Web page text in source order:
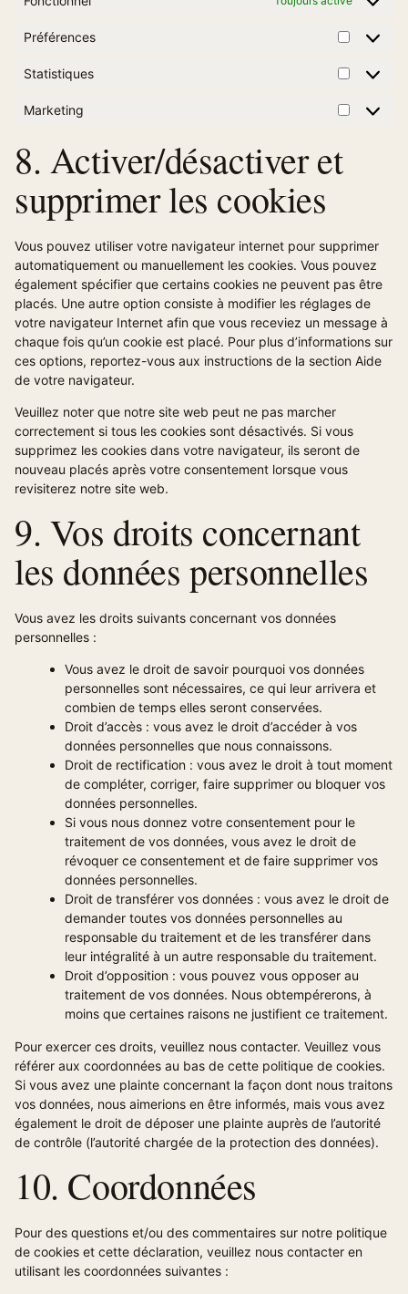
Préférences
Statistiques
Marketing
8. Activer/désactiver et
supprimer les cookies
Vous pouvez utiliser votre navigateur internet pour supprimer
automatiquement ou manuellement les cookies. Vous pouvez
également spécifier que certains cookies ne peuvent pas être
placés. Une autre option consiste à modifier les réglages de
votre navigateur Internet afin que vous receviez un message à
chaque fois qu’un cookie est placé. Pour plus d’informations sur
ces options, reportez-vous aux instructions de la section Aide
de votre navigateur.
Veuillez noter que notre site web peut ne pas marcher
correctement si tous les cookies sont désactivés. Si vous
supprimez les cookies dans votre navigateur, ils seront de
nouveau placés après votre consentement lorsque vous
revisiterez notre site web.
9. Vos droits concernant
les données personnelles
Vous avez les droits suivants concernant vos données
personnelles :
Vous avez le droit de savoir pourquoi vos données
personnelles sont nécessaires, ce qui leur arrivera et
combien de temps elles seront conservées.
Droit d’accès : vous avez le droit d’accéder à vos
données personnelles que nous connaissons.
Droit de rectification : vous avez le droit à tout moment
de compléter, corriger, faire supprimer ou bloquer vos
données personnelles.
Si vous nous donnez votre consentement pour le
traitement de vos données, vous avez le droit de
révoquer ce consentement et de faire supprimer vos
données personnelles.
Droit de transférer vos données : vous avez le droit de
demander toutes vos données personnelles au
responsable du traitement et de les transférer dans
leur intégralité à un autre responsable du traitement.
Droit d’opposition : vous pouvez vous opposer au
traitement de vos données. Nous obtempérerons, à
moins que certaines raisons ne justifient ce traitement.
Pour exercer ces droits, veuillez nous contacter. Veuillez vous
référer aux coordonnées au bas de cette politique de cookies.
Si vous avez une plainte concernant la façon dont nous traitons
vos données, nous aimerions en être informés, mais vous avez
également le droit de déposer une plainte auprès de l’autorité
de contrôle (l’autorité chargée de la protection des données).
10. Coordonnées
Pour des questions et/ou des commentaires sur notre politique
de cookies et cette déclaration, veuillez nous contacter en
utilisant les coordonnées suivantes :